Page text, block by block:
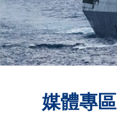
媒體專區